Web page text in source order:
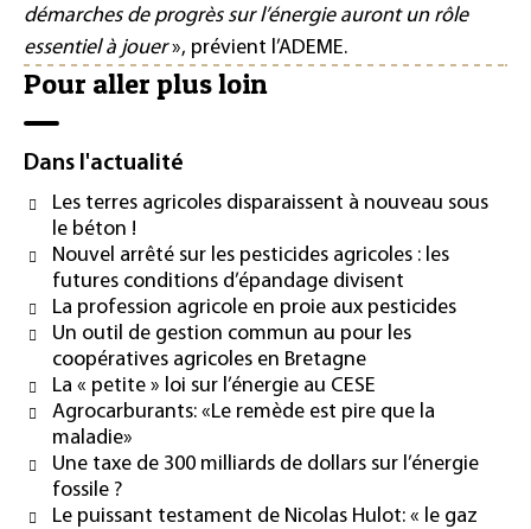
démarches de progrès sur l’énergie auront un rôle
essentiel à jouer», prévient l’ADEME.
Pour aller plus loin
Dans l'actualité
Les terres agricoles disparaissent à nouveau sous
le béton !
Nouvel arrêté sur les pesticides agricoles : les
futures conditions d’épandage divisent
La profession agricole en proie aux pesticides
Un outil de gestion commun au pour les
coopératives agricoles en Bretagne
La « petite » loi sur l’énergie au CESE
Agrocarburants: «Le remède est pire que la
maladie»
Une taxe de 300 milliards de dollars sur l’énergie
fossile ?
Le puissant testament de Nicolas Hulot: « le gaz